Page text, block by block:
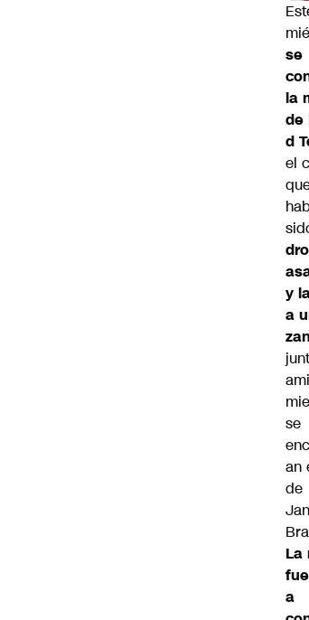
se
la
de
d
el
y
a
se
an
de
La
a